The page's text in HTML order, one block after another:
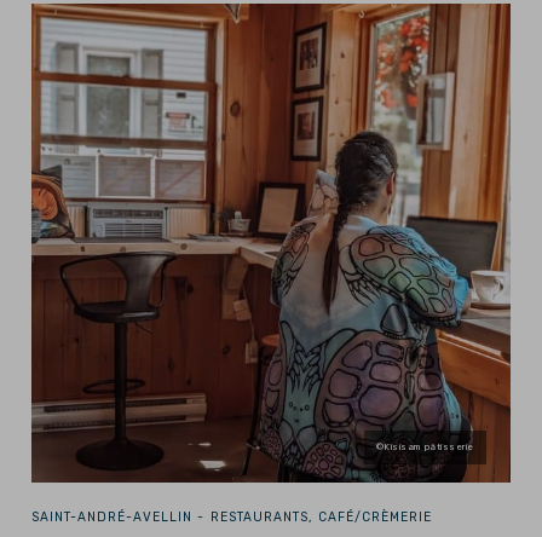
©Kîsisam pâtisserie
SAINT-ANDRÉ-AVELLIN - RESTAURANTS, CAFÉ/CRÈMERIE